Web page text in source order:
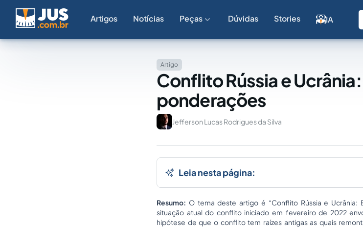
Artigos Notícias Peças Dúvidas Stories IA
Artigo
Conflito Rússia e
ponderações
Jefferson Lucas Rodrigues da Silva
Leia nesta página:
Resumo: O tema deste artigo é “Conflito Rússia e Ucrânia:
situação atual do conflito iniciado em fevereiro de 2022
hipótese de que o conflito tem raízes antigas as quais